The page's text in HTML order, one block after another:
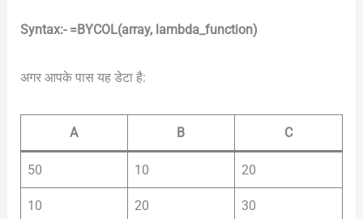
Syntax:- =BYCOL(array, lambda_function)
अगर आपके पास यह डेटा है:
A B C
50 10 20
10 20 30